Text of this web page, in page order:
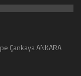
Çankaya ANKARA